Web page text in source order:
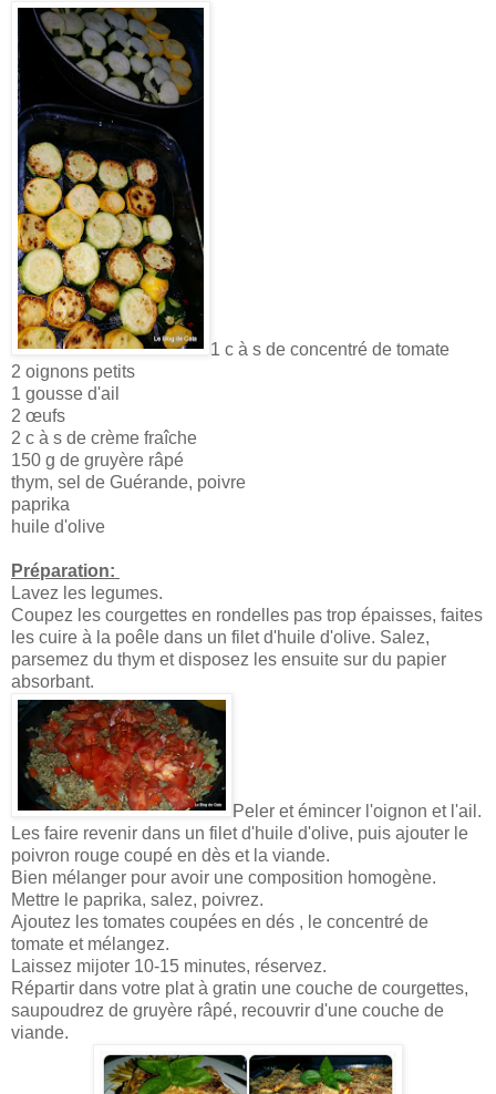
1 c à s de concentré de tomate
2 oignons petits
1 gousse d'ail
2 œufs
2 c à s de crème fraîche
150 g de gruyère râpé
thym, sel de Guérande, poivre
paprika
huile d'olive
Préparation:
Lavez les legumes.
Coupez les courgettes en rondelles pas trop épaisses, faites
les cuire à la poêle dans un filet d'huile d'olive. Salez,
parsemez du thym et disposez les ensuite sur du papier
absorbant.
Peler et émincer l'oignon et l'ail.
Les faire revenir dans un filet d'huile d'olive, puis ajouter le
poivron rouge coupé en dès et la viande.
Bien mélanger pour avoir une composition homogène.
Mettre le paprika, salez, poivrez.
Ajoutez les tomates coupées en dés , le concentré de
tomate et mélangez.
Laissez mijoter 10-15 minutes, réservez.
Répartir dans votre plat à gratin une couche de courgettes,
saupoudrez de gruyère râpé, recouvrir d'une couche de
viande.